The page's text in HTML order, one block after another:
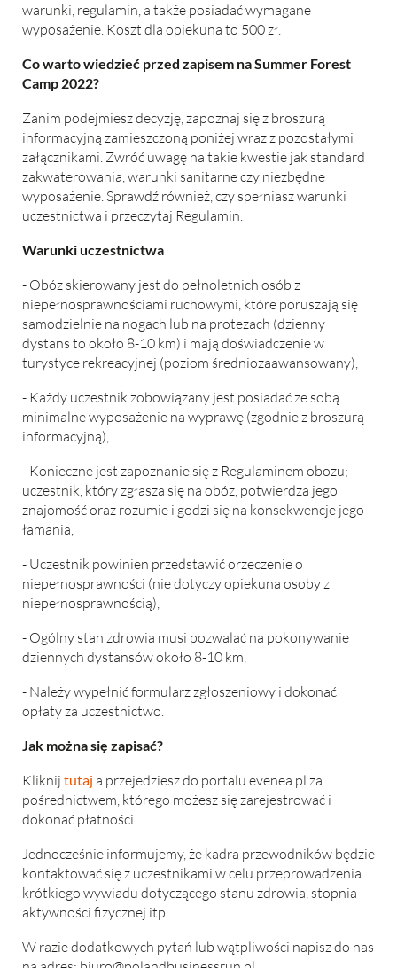
warunki, regulamin, a także posiadać wymagane
wyposażenie. Koszt dla opiekuna to 500 zł.
Co warto wiedzieć przed zapisem na Summer Forest
Camp 2022?
Zanim podejmiesz decyzję, zapoznaj się z broszurą
informacyjną zamieszczoną poniżej wraz z pozostałymi
załącznikami. Zwróć uwagę na takie kwestie jak standard
zakwaterowania, warunki sanitarne czy niezbędne
wyposażenie. Sprawdź również, czy spełniasz warunki
uczestnictwa i przeczytaj Regulamin.
Warunki uczestnictwa
- Obóz skierowany jest do pełnoletnich osób z
niepełnosprawnościami ruchowymi, które poruszają się
samodzielnie na nogach lub na protezach (dzienny
dystans to około 8-10 km) i mają doświadczenie w
turystyce rekreacyjnej (poziom średniozaawansowany),
- Każdy uczestnik zobowiązany jest posiadać ze sobą
minimalne wyposażenie na wyprawę (zgodnie z broszurą
informacyjną),
- Konieczne jest zapoznanie się z Regulaminem obozu;
uczestnik, który zgłasza się na obóz, potwierdza jego
znajomość oraz rozumie i godzi się na konsekwencje jego
łamania,
- Uczestnik powinien przedstawić orzeczenie o
niepełnosprawności (nie dotyczy opiekuna osoby z
niepełnosprawnością),
- Ogólny stan zdrowia musi pozwalać na pokonywanie
dziennych dystansów około 8-10 km,
- Należy wypełnić formularz zgłoszeniowy i dokonać
opłaty za uczestnictwo.
Jak można się zapisać?
Kliknij tutaj a przejedziesz do portalu evenea.pl za
pośrednictwem, którego możesz się zarejestrować i
dokonać płatności.
Jednocześnie informujemy, że kadra przewodników będzie
kontaktować się z uczestnikami w celu przeprowadzenia
krótkiego wywiadu dotyczącego stanu zdrowia, stopnia
aktywności fizycznej itp.
W razie dodatkowych pytań lub wątpliwości napisz do nas